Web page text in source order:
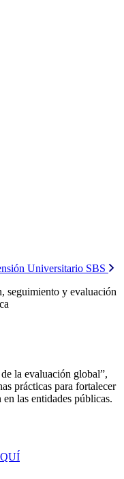
Universitario SBS
seguimiento y evaluación
la evaluación global”,
prácticas para fortalecer
las entidades públicas.